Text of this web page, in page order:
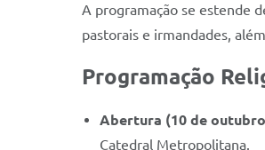
A programação se estende
pastorais e irmandades,
Programação
Abertura (10 de
Catedral Metropolitana.